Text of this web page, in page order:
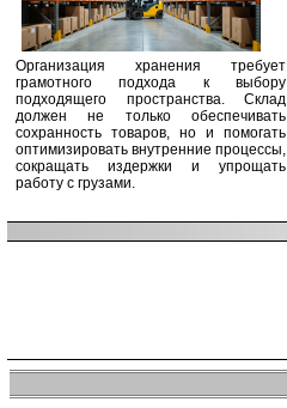
Организация хранения требует
грамотного подхода к выбору
подходящего пространства. Склад
должен не только обеспечивать
сохранность товаров, но и помогать
оптимизировать внутренние процессы,
сокращать издержки и упрощать
работу с грузами.